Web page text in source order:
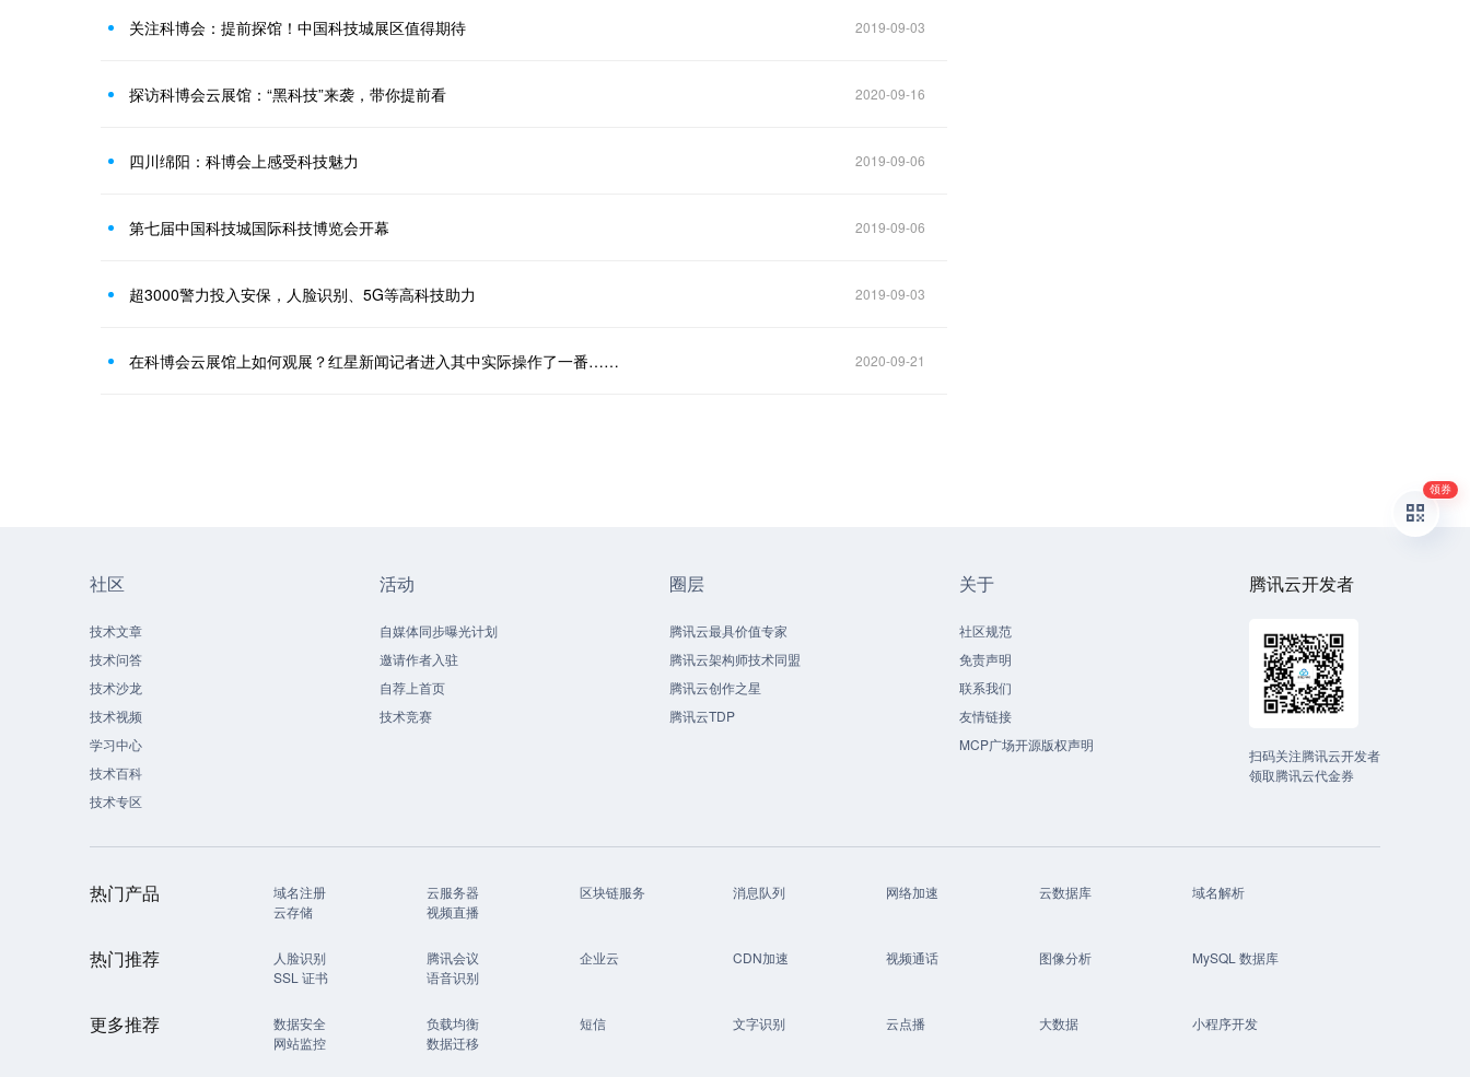
关注科博会：提前探馆！中国科技城展区值得期待 2019-09-03
探访科博会云展馆：“黑科技”来袭，带你提前看 2020-09-16
四川绵阳：科博会上感受科技魅力 2019-09-06
第七届中国科技城国际科技博览会开幕 2019-09-06
超3000警力投入安保，人脸识别、5G等高科技助力 2019-09-03
在科博会云展馆上如何观展？红星新闻记者进入其中实际操作了一番…… 2020-09-21
社区
技术文章
技术问答
技术沙龙
技术视频
学习中心
技术百科
技术专区
活动
自媒体同步曝光计划
邀请作者入驻
自荐上首页
技术竞赛
圈层
腾讯云最具价值专家
腾讯云架构师技术同盟
腾讯云创作之星
腾讯云TDP
关于
社区规范
免责声明
联系我们
友情链接
MCP广场开源版权声明
腾讯云开发者
扫码关注腾讯云开发者
领取腾讯云代金券
热门产品 域名注册 云服务器 区块链服务 消息队列 网络加速 云数据库
域名解析
云存储
视频直播
热门推荐 人脸识别 腾讯会议 企业云 CDN加速 视频通话 图像分析
MySQL 数据库
SSL 证书
语音识别
更多推荐 数据安全 负载均衡 短信 文字识别 云点播 大数据
小程序开发
网站监控
数据迁移
领券